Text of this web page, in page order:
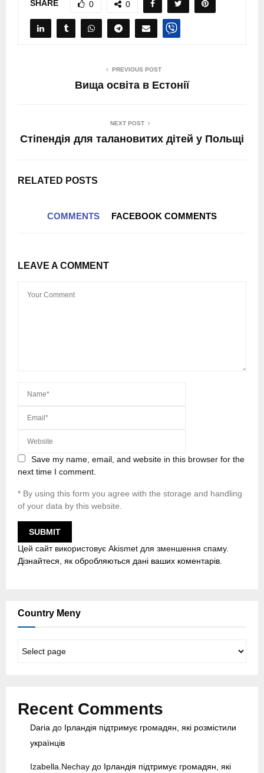
SHARE 0 0
PREVIOUS POST
Вища освіта в Естонії
NEXT POST
Стіпендія для талановитих дітей у Польщі
RELATED POSTS
COMMENTS FACEBOOK COMMENTS
LEAVE A COMMENT
Save my name, email, and website in this browser for the
next time I comment.
* By using this form you agree with the storage and handling
of your data by this website.
Цей сайт використовує Akismet для зменшення спаму.
Дізнайтеся, як обробляються дані ваших коментарів.
Country Meny
Recent Comments
Daria до Ірландія підтримує громадян, які розмістили
українців
Izabella.Nechay до Ірландія підтримує громадян, які